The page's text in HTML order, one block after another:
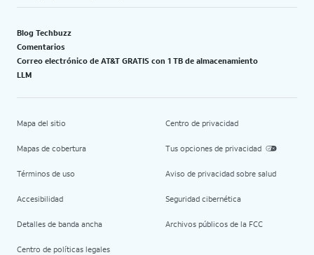
Blog Techbuzz
Comentarios
Correo electrónico de AT&T GRATIS con 1 TB de almacenamiento
LLM
Mapa del sitio
Mapas de cobertura
Términos de uso
Accesibilidad
Detalles de banda ancha
Centro de políticas legales
Centro de privacidad
Tus opciones de privacidad
Aviso de privacidad sobre salud
Seguridad cibernética
Archivos públicos de la FCC